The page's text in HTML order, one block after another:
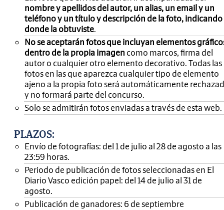
nombre y apellidos del autor, un alias, un email y un
teléfono y un título y descripción de la foto, indicando
donde la obtuviste.
No se aceptarán fotos que incluyan elementos
dentro de la propia imagen como marcos, firma del
autor o cualquier otro elemento decorativo. Todas las
fotos en las que aparezca cualquier tipo de elemento
ajeno a la propia foto será automáticamente
y no formará parte del concurso.
Solo se admitirán fotos enviadas a través de esta web.
PLAZOS:
Envío de fotografías: del 1 de julio al 28 de agosto a las
23:59 horas.
Periodo de publicación de fotos seleccionadas en El
Diario Vasco edición papel: del 14 de julio al 31 de
agosto.
Publicación de ganadores: 6 de septiembre